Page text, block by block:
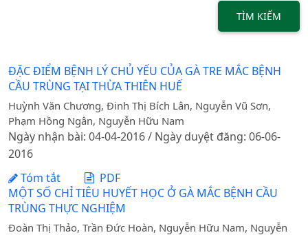
TÌM KIẾM
ĐẶC ĐIỂM BỆNH LÝ CHỦ YẾU CỦA GÀ TRE MẮC BỆNH
CẦU TRÙNG TẠI THỪA THIÊN HUẾ
Huỳnh Văn Chương, Đinh Thị Bích Lân, Nguyễn Vũ Sơn,
Phạm Hồng Ngân, Nguyễn Hữu Nam
Ngày nhận bài: 04-04-2016 / Ngày duyệt đăng: 06-06-
2016
Tóm tắt
PDF
MỘT SỐ CHỈ TIÊU HUYẾT HỌC Ở GÀ MẮC BỆNH CẦU
TRÙNG THỰC NGHIỆM
Đoàn Thị Thảo, Trần Đức Hoàn, Nguyễn Hữu Nam, Nguyễn